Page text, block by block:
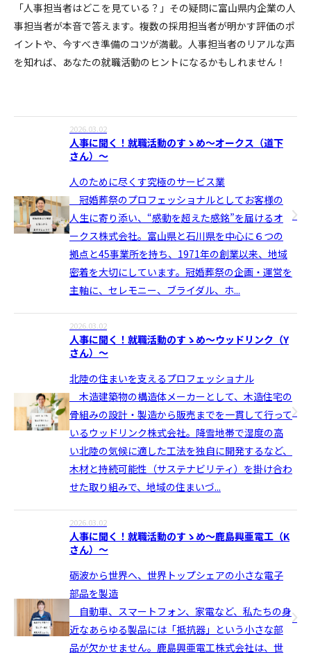
「人事担当者はどこを見ている？」その疑問に富山県内企業の人
事担当者が本音で答えます。複数の採用担当者が明かす評価のポ
イントや、今すべき準備のコツが満載。人事担当者のリアルな声
を知れば、あなたの就職活動のヒントになるかもしれません！
2026.03.02
人事に聞く！就職活動のすゝめ〜オークス（道下
さん）〜
人のために尽くす究極のサービス業
冠婚葬祭のプロフェッショナルとしてお客様の
人生に寄り添い、“感動を超えた感銘”を届けるオ
ークス株式会社。富山県と石川県を中心に６つの
拠点と45事業所を持ち、1971年の創業以来、地域
密着を大切にしています。冠婚葬祭の企画・運営を
主軸に、セレモニー、ブライダル、ホ...
2026.03.02
人事に聞く！就職活動のすゝめ〜ウッドリンク（Y
さん）〜
北陸の住まいを支えるプロフェッショナル
木造建築物の構造体メーカーとして、木造住宅の
骨組みの設計・製造から販売までを一貫して行って
いるウッドリンク株式会社。降雪地帯で湿度の高
い北陸の気候に適した工法を独自に開発するなど、
木材と持続可能性（サステナビリティ）を掛け合わ
せた取り組みで、地域の住まいづ...
2026.03.02
人事に聞く！就職活動のすゝめ〜鹿島興亜電工（K
さん）〜
砺波から世界へ、世界トップシェアの小さな電子
部品を製造
自動車、スマートフォン、家電など、私たちの身
近なあらゆる製品には「抵抗器」という小さな部
品が欠かせません。鹿島興亜電工株式会社は、世